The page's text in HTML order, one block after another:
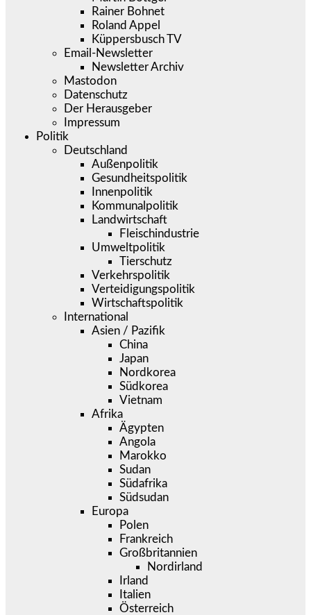
Rainer Bohnet
Roland Appel
Küppersbusch TV
Email-Newsletter
Newsletter Archiv
Mastodon
Datenschutz
Der Herausgeber
Impressum
Politik
Deutschland
Außenpolitik
Gesundheitspolitik
Innenpolitik
Kommunalpolitik
Landwirtschaft
Fleischindustrie
Umweltpolitik
Tierschutz
Verkehrspolitik
Verteidigungspolitik
Wirtschaftspolitik
International
Asien / Pazifik
China
Japan
Nordkorea
Südkorea
Vietnam
Afrika
Ägypten
Angola
Marokko
Sudan
Südafrika
Südsudan
Europa
Polen
Frankreich
Großbritannien
Nordirland
Irland
Italien
Österreich